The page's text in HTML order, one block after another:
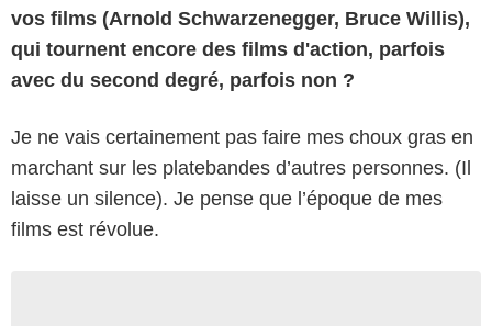
vos films (Arnold Schwarzenegger, Bruce Willis),
qui tournent encore des films d'action, parfois
avec du second degré, parfois non ?
Je ne vais certainement pas faire mes choux gras en
marchant sur les platebandes d’autres personnes. (Il
laisse un silence). Je pense que l’époque de mes
films est révolue.